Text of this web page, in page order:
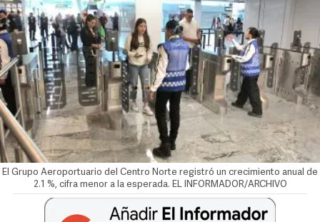
El Grupo Aeroportuario del Centro Norte registró un crecimiento anual de
2.1 %, cifra menor a la esperada. EL INFORMADOR/ARCHIVO